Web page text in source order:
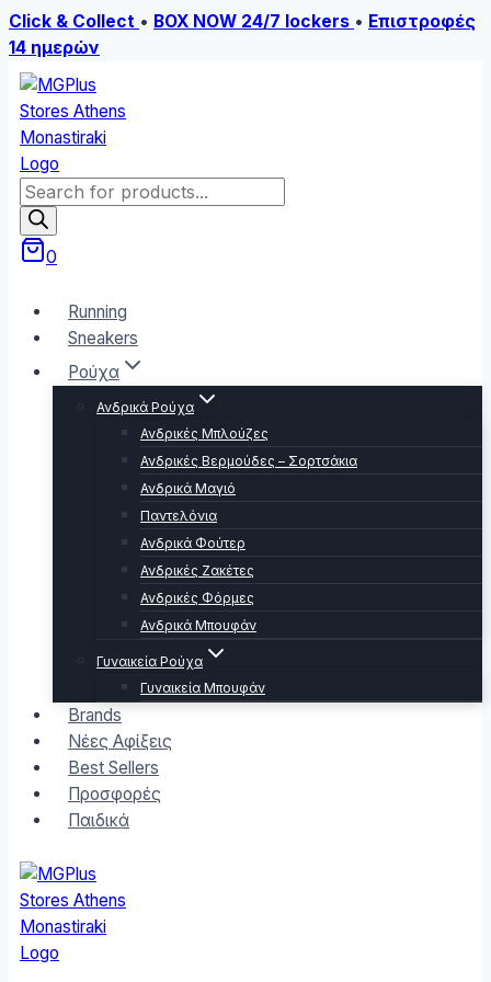
Click & Collect • BOX NOW 24/7 lockers • Επιστροφές
14 ημερών
Skip
to
content
Products
search
0
Running
Sneakers
Ρούχα
Ανδρικά Ρούχα
Ανδρικές Μπλούζες
Ανδρικές Βερμούδες – Σορτσάκια
Ανδρικά Μαγιό
Παντελόνια
Ανδρικά Φούτερ
Ανδρικές Ζακέτες
Ανδρικές Φόρμες
Ανδρικά Μπουφάν
Γυναικεία Ρούχα
Γυναικεία Μπουφάν
Brands
Νέες Αφίξεις
Best Sellers
Προσφορές
Παιδικά